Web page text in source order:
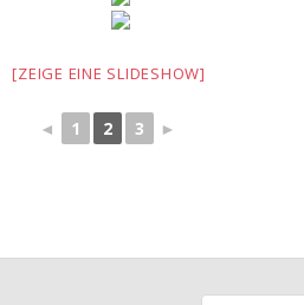
[ZEIGE EINE SLIDESHOW]
◄ 1 2 3 ►